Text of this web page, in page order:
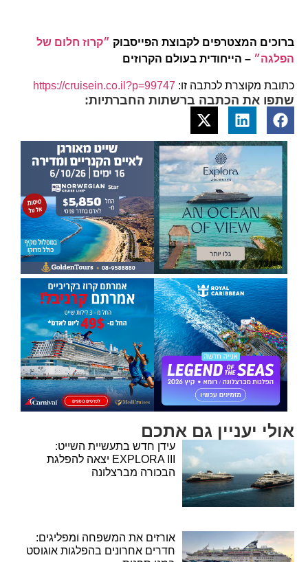
ברוכים המצטרפים לקבוצת הפייסבוק״קרוז חלום של
הפלגה״– הייחודית בעולם הקרוזים
כתובת מקוצרת לכתבה זו: https://cruisein.co.il?p=99747
שתפו את הכתבה ברשתות החברתיות:
אולי יעניין גם אתכם
עידן חדש בתעשיית השייט:
EXPLORA III יצאה להפלגת
הבכורה מברצלונה
אורזים את המשפחה ומפליגים:
חדרים אחרונים בהפלגות אוגוסט